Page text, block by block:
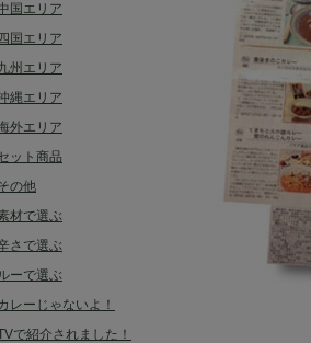
国エリア
四国エリア
州エリア
縄エリア
外エリア
ット商品
の他
材で選ぶ
さで選ぶ
ーで選ぶ
レーじゃないよ！
で紹介されました！